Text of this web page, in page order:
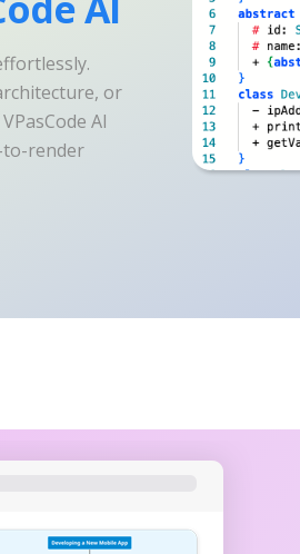
or
AI
to-render